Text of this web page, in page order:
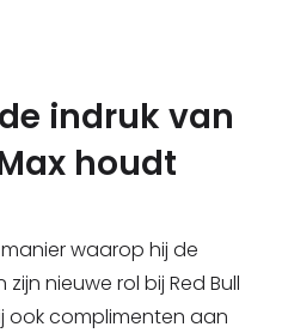
indruk van
houdt
waarop hij de
nieuwe rol bij Red Bull
ook complimenten aan